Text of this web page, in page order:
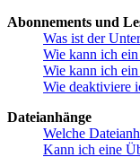
Abonnements und
Was ist der
Wie kann ich
Wie kann ich
Wie deaktiviere
Dateianhänge
Welche
Kann ich eine